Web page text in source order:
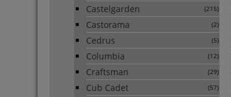
Castelgarden (215)
Castorama (2)
Cedrus (5)
Columbia (12)
Craftsman (29)
Cub Cadet (57)